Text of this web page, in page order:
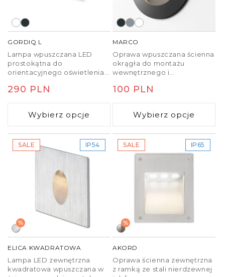
GORDIQ L
Lampa wpuszczana LED
prostokątna do
orientacyjnego oświetlenia
tarasów.
Cena
regularna
290 PLN
Wybierz opcje
MARCO
Oprawa wpuszczana ścienna
okrągła do montażu
wewnętrznego i
kierunkiem padania światła
Cena
regularna
100 PLN
Wybierz opcje
SALE IP54
%
ELICA KWADRATOWA
Lampa LED zewnętrzna
kwadratowa wpuszczana w
SALE IP65
%
AKORD
Oprawa ścienna zewnętrzna
z ramką ze stali nierdzewnej